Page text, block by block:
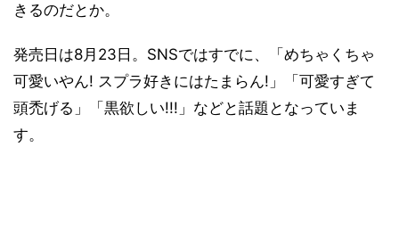
きるのだとか。
発売日は8月23日。SNSではすでに、「めちゃくちゃ
可愛いやん! スプラ好きにはたまらん!」「可愛すぎて
頭禿げる」「黒欲しい!!!」などと話題となっていま
す。